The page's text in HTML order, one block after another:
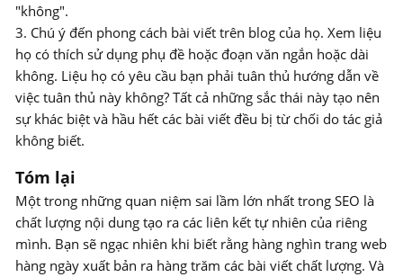
"không".
3. Chú ý đến phong cách bài viết trên blog của họ. Xem liệu
họ có thích sử dụng phụ đề hoặc đoạn văn ngắn hoặc dài
không. Liệu họ có yêu cầu bạn phải tuân thủ hướng dẫn về
việc tuân thủ này không? Tất cả những sắc thái này tạo nên
sự khác biệt và hầu hết các bài viết đều bị từ chối do tác giả
không biết.
Tóm lại
Một trong những quan niệm sai lầm lớn nhất trong SEO là
chất lượng nội dung tạo ra các liên kết tự nhiên của riêng
mình. Bạn sẽ ngạc nhiên khi biết rằng hàng nghìn trang web
hàng ngày xuất bản ra hàng trăm các bài viết chất lượng. Và